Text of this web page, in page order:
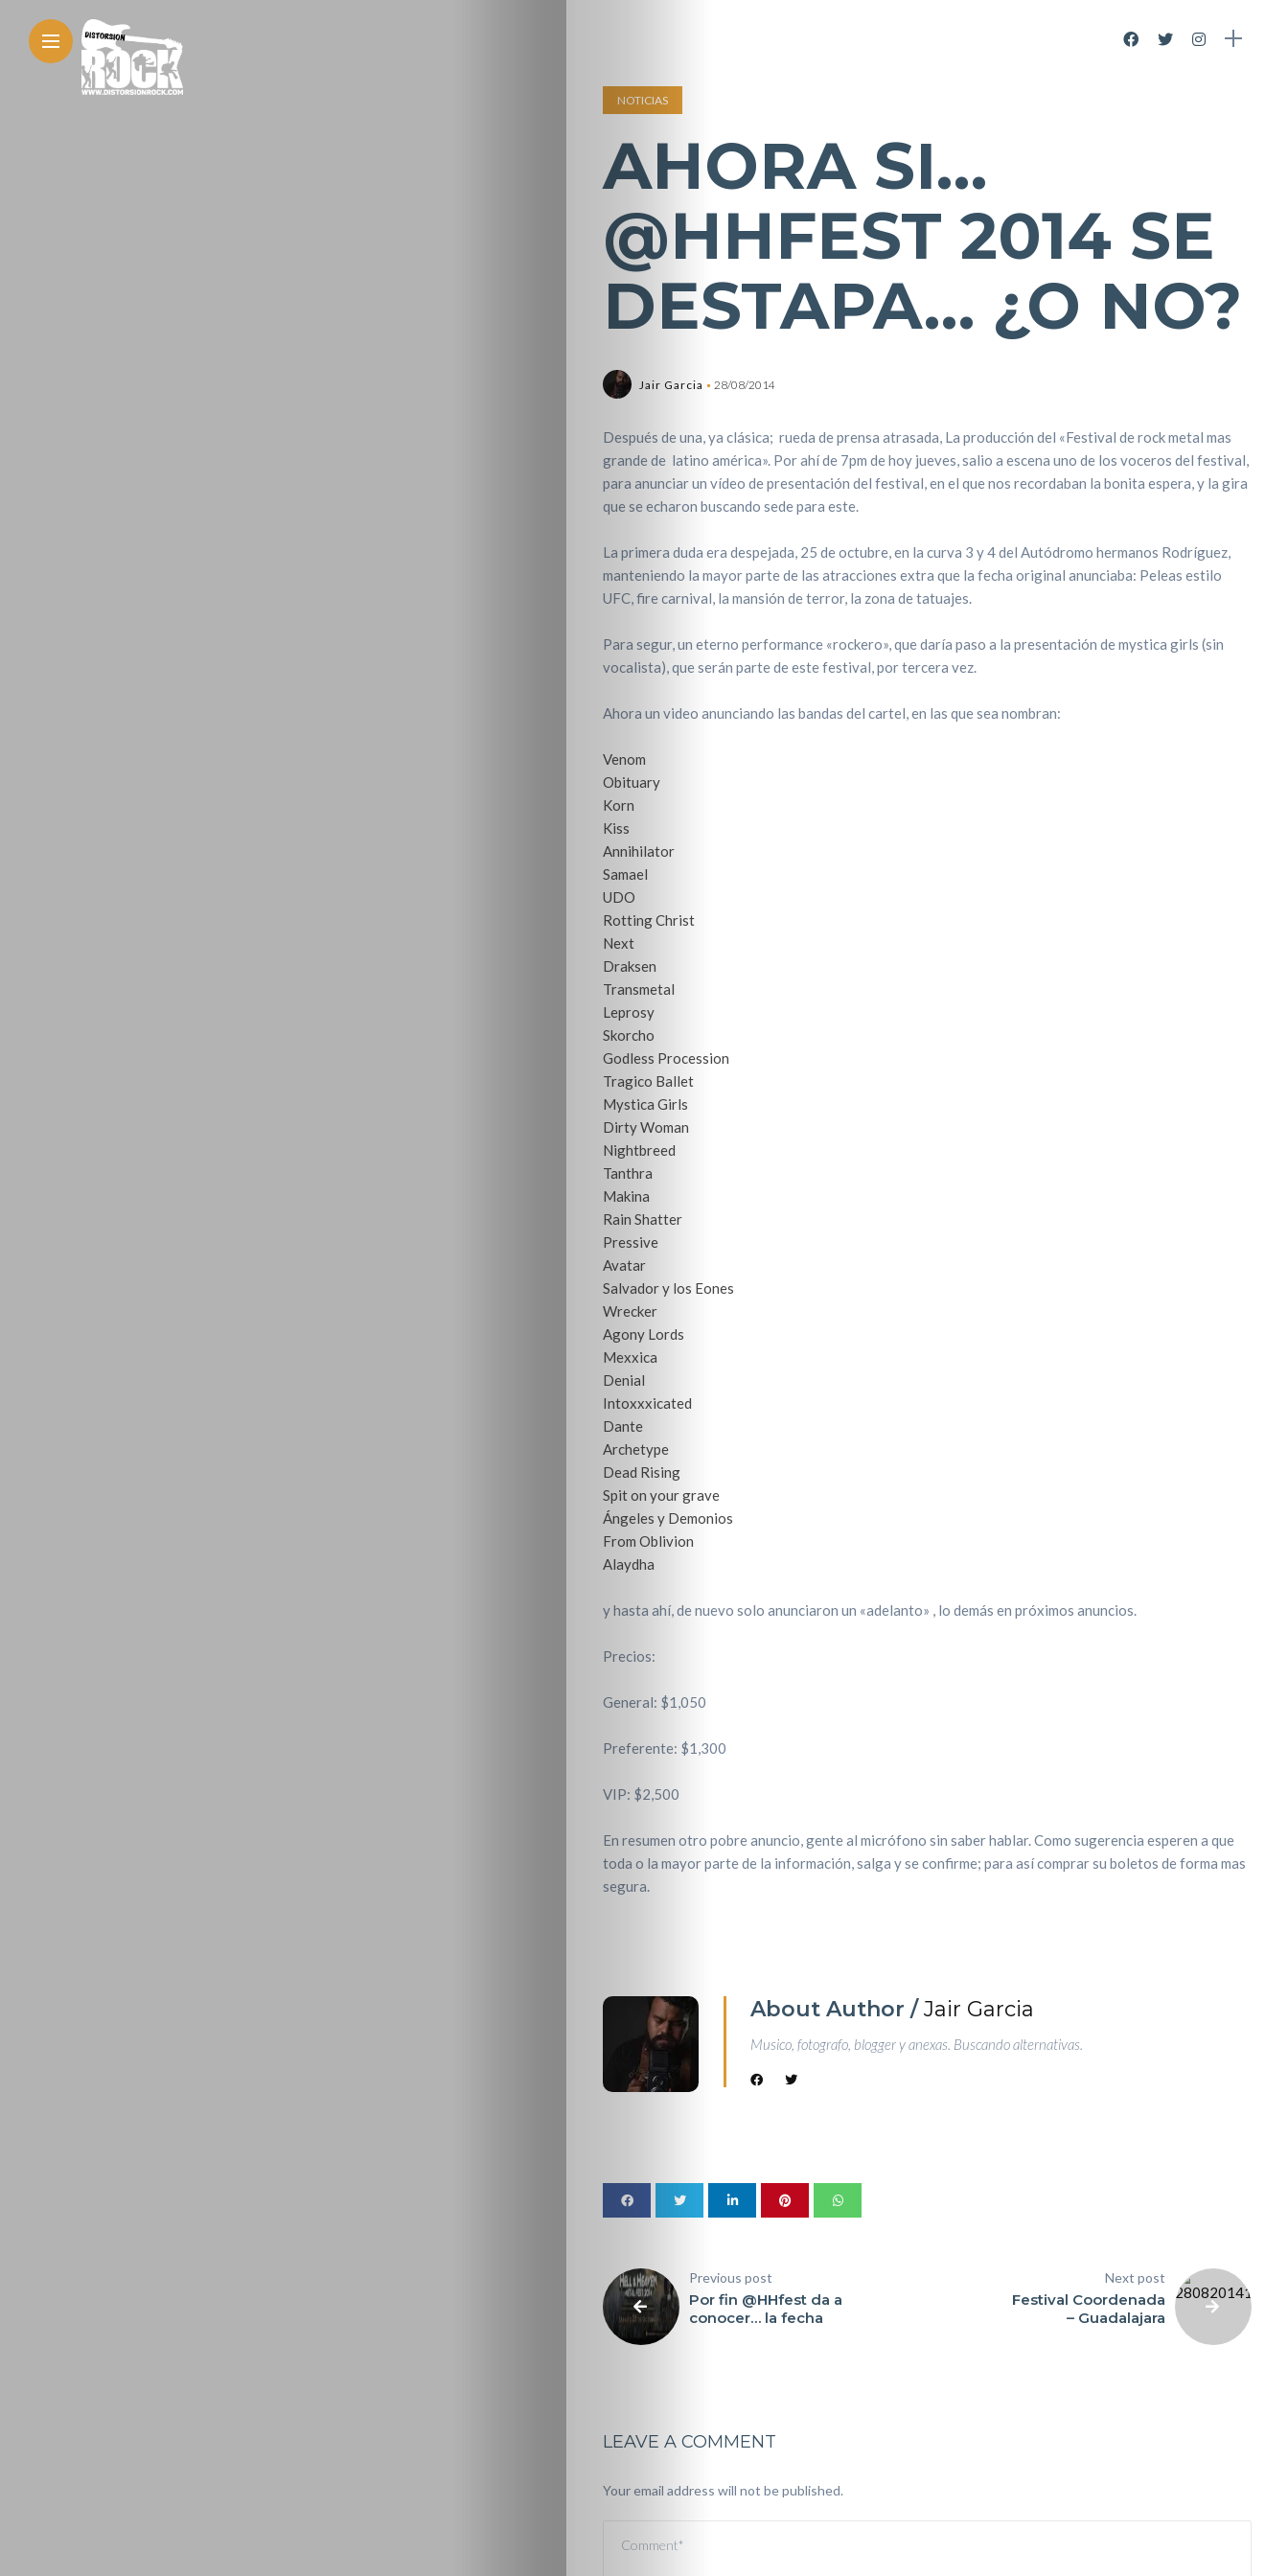
NOTICIAS
AHORA SI…
@HHFEST 2014 SE
DESTAPA… ¿O NO?
Jair Garcia 28/08/2014
Después de una, ya clásica; rueda de prensa atrasada, La producción del «Festival de rock metal mas
grande de latino américa». Por ahí de 7pm de hoy jueves, salio a escena uno de los voceros del festival,
para anunciar un vídeo de presentación del festival, en el que nos recordaban la bonita espera, y la gira
que se echaron buscando sede para este.
La primera duda era despejada, 25 de octubre, en la curva 3 y 4 del Autódromo hermanos Rodríguez,
manteniendo la mayor parte de las atracciones extra que la fecha original anunciaba: Peleas estilo
UFC, fire carnival, la mansión de terror, la zona de tatuajes.
Para segur, un eterno performance «rockero», que daría paso a la presentación de mystica girls (sin
vocalista), que serán parte de este festival, por tercera vez.
Ahora un video anunciando las bandas del cartel, en las que sea nombran:
Venom
Obituary
Korn
Kiss
Annihilator
Samael
UDO
Rotting Christ
Next
Draksen
Transmetal
Leprosy
Skorcho
Godless Procession
Tragico Ballet
Mystica Girls
Dirty Woman
Nightbreed
Tanthra
Makina
Rain Shatter
Pressive
Avatar
Salvador y los Eones
Wrecker
Agony Lords
Mexxica
Denial
Intoxxxicated
Dante
Archetype
Dead Rising
Spit on your grave
Ángeles y Demonios
From Oblivion
Alaydha
y hasta ahí, de nuevo solo anunciaron un «adelanto» , lo demás en próximos anuncios.
Precios:
General: $1,050
Preferente: $1,300
VIP: $2,500
En resumen otro pobre anuncio, gente al micrófono sin saber hablar. Como sugerencia esperen a que
toda o la mayor parte de la información, salga y se confirme; para así comprar su boletos de forma mas
segura.
About Author /Jair Garcia
Musico, fotografo, blogger y anexas. Buscando alternativas.
Previous post
Por fin @HHfest da a
conocer… la fecha
Next post
Festival Coordenada
– Guadalajara
LEAVE A COMMENT
Your email address will not be published.